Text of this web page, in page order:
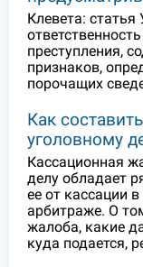
Клевета:
преступления,
признаков,
порочащих
Как
уголовному
Кассационная
делу обладает
ее от кассации
арбитраже. О
жалоба, какие
куда подается,